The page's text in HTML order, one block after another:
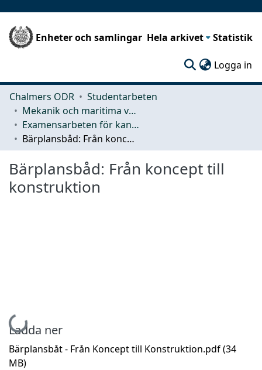
Enheter och samlingar Hela arkivet Statistik
Logga in
Chalmers ODR
Studentarbeten
Mekanik och maritima vetenskaper (M2)
Examensarbeten för kandidatexamen
Bärplansbåd: Från koncept till konstruktion
Bärplansbåd: Från koncept till
konstruktion
Hämtar...
Ladda ner
Bärplansbåt - Från Koncept till Konstruktion.pdf(34
MB)